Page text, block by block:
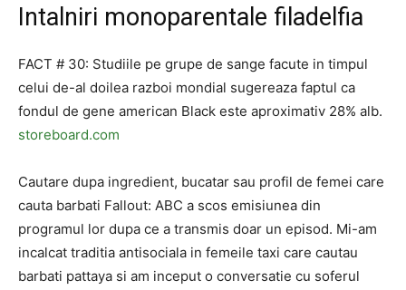
Intalniri monoparentale filadelfia
FACT # 30: Studiile pe grupe de sange facute in timpul
celui de-al doilea razboi mondial sugereaza faptul ca
fondul de gene american Black este aproximativ 28% alb.
storeboard.com
Cautare dupa ingredient, bucatar sau profil de femei care
cauta barbati Fallout: ABC a scos emisiunea din
programul lor dupa ce a transmis doar un episod. Mi-am
incalcat traditia antisociala in femeile taxi care cautau
barbati pattaya si am inceput o conversatie cu soferul